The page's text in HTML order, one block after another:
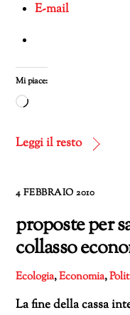
E-mail
Mi piace:
Caricamento
corso…
Leggi il resto
4 FEBBRAIO 2010
proposte per
collasso
Ecologia,Economia,
La fine della cassa